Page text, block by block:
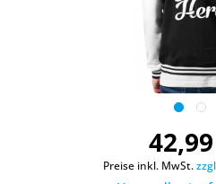
Preise inkl. MwSt.